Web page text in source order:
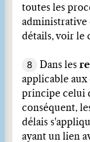
toutes les
administrative
détails, voir le
8 Dans les
applicable aux
principe celui
conséquent,
délais
ayant un lien